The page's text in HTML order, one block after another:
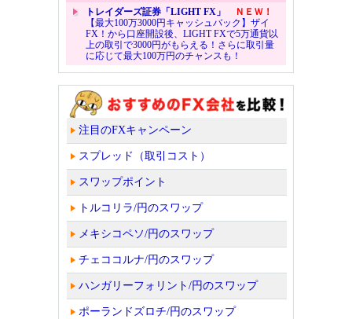
トレイダーズ証券「LIGHT FX」
ＮＥＷ！
【最大100万3000円キャッシュバック】ザイ
FX！から口座開設後、LIGHT FXで5万通貨以
上の取引で3000円がもらえる！さらに取引量
に応じて最大100万円のチャンスも！
注目のFXキャンペーン
スプレッド（取引コスト）
スワップポイント
トルコリラ/円のスワップ
メキシコペソ/円のスワップ
チェココルナ/円のスワップ
ハンガリーフォリント/円のスワップ
ポーランドズロチ/円のスワップ